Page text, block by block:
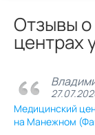
Отзывы о
центрах
Медицинский
на Манежном